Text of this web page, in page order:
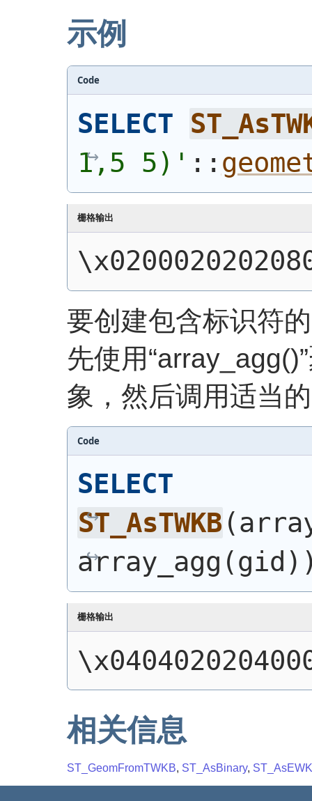
示例
Code
SELECT
1,5 5)' ::
栅格输出
要创建包含标识符
先使用
象，然后调用适当
Code
SELECT
ST_AsTWKB (
array_agg ( gid )
栅格输出
相关信息
ST_GeomFromTWKB, ST_AsBinary,